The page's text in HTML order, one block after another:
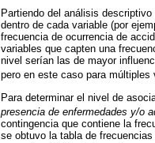
Partiendo del análisis
dentro de cada variable (por
frecuencia de ocurrencia de
variables que capten una
nivel serían las de mayor
pero en este caso para múltiples
Para determinar el nivel de
presencia de enfermedades y/o
contingencia que contiene la
se obtuvo la tabla de